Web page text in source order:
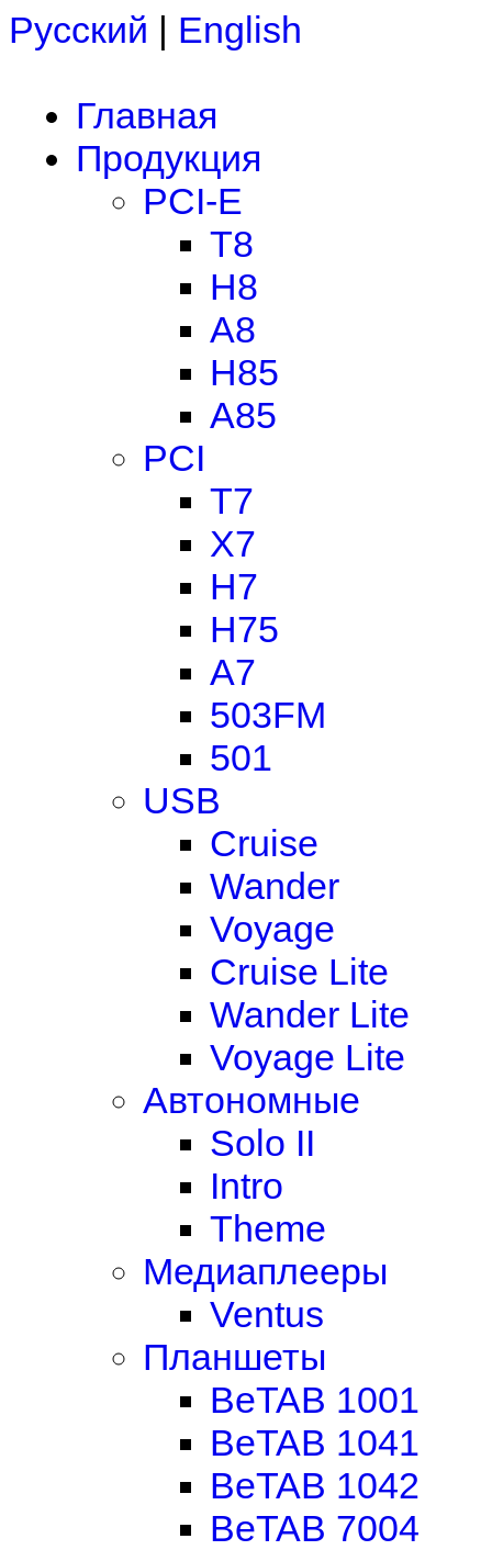
Русский | English
Главная
Продукция
PCI-E
T8
H8
A8
H85
A85
PCI
T7
X7
H7
H75
A7
503FM
501
USB
Cruise
Wander
Voyage
Cruise Lite
Wander Lite
Voyage Lite
Автономные
Solo II
Intro
Theme
Медиаплееры
Ventus
Планшеты
BeTAB 1001
BeTAB 1041
BeTAB 1042
BeTAB 7004